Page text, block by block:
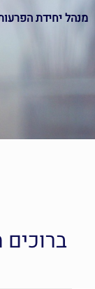
מנהל יחידת